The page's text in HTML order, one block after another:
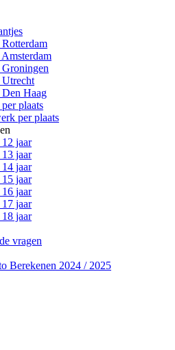
Haag
plaats
per plaats
jaar
jaar
jaar
jaar
jaar
jaar
jaar
vragen
Berekenen 2024 / 2025